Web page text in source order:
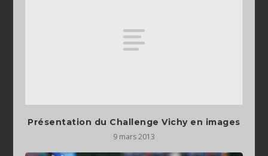
Présentation du Challenge Vichy en images
9 mars 2013